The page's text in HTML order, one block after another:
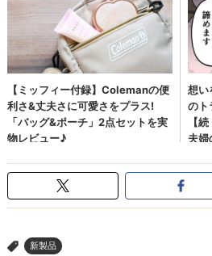
> 新製品